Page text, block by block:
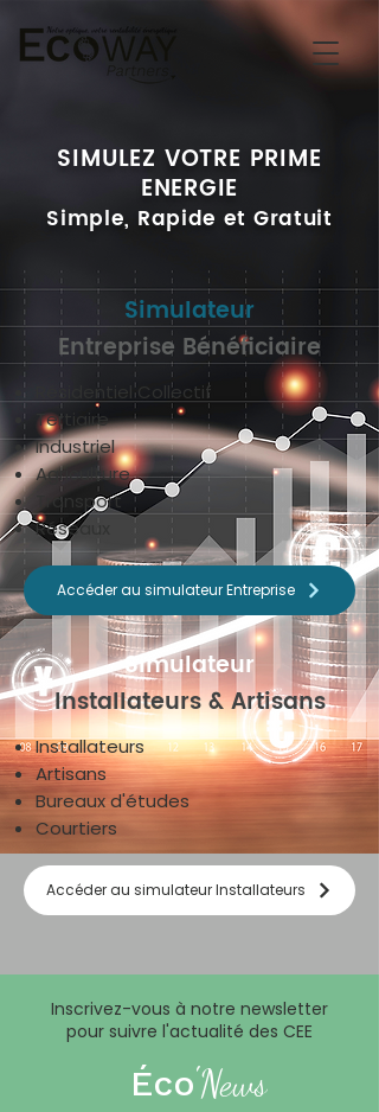
SIMULEZ VOTRE PRIME
ENERGIE
Simple, Rapide et Gratuit
Simulateur
Entreprise Bénéficiaire
Résidentiel Collectif
Tertiaire
Industriel
Agriculture
Transport
Réseaux
Accéder au simulateur Entreprise
Simulateur
Installateurs & Artisans
Installateurs
Artisans
Bureaux d'études
Courtiers
Accéder au simulateur Installateurs
Inscrivez-vous à notre newsletter
pour suivre l'actualité des CEE
Éco'News